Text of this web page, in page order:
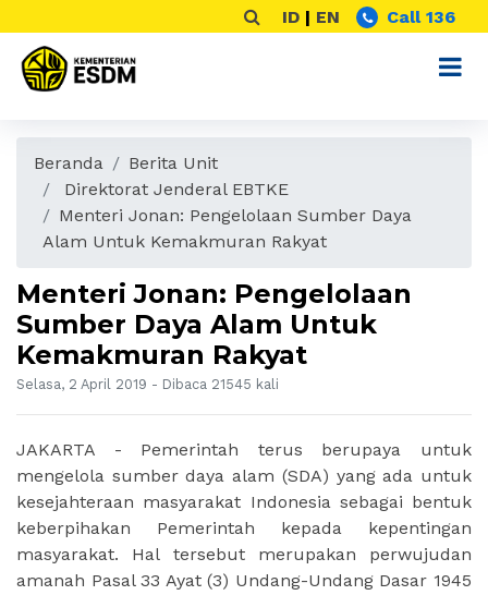
ID | EN Call 136
Beranda
Berita Unit
Direktorat Jenderal EBTKE
Menteri Jonan: Pengelolaan Sumber Daya
Alam Untuk Kemakmuran Rakyat
Menteri Jonan: Pengelolaan
Sumber Daya Alam Untuk
Kemakmuran Rakyat
Selasa, 2 April 2019 - Dibaca 21545 kali
JAKARTA - Pemerintah terus berupaya untuk
mengelola sumber daya alam (SDA) yang ada untuk
kesejahteraan masyarakat Indonesia sebagai bentuk
keberpihakan Pemerintah kepada kepentingan
masyarakat. Hal tersebut merupakan perwujudan
amanah Pasal 33 Ayat (3) Undang-Undang Dasar 1945